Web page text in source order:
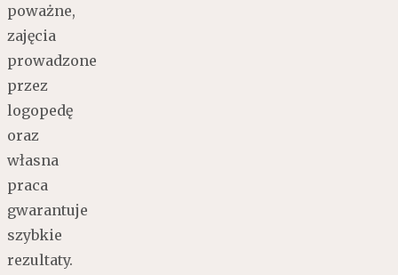
poważne,
zajęcia
prowadzone
przez
logopedę
oraz
własna
praca
gwarantuje
szybkie
rezultaty.